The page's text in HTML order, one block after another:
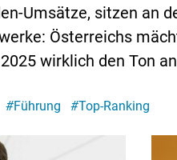
Umsätze, sitzen an
Österreichs
wirklich den Ton
#Führung #Top-Ranking